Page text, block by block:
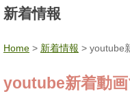
新着情報
Home > 新着情報 > youtube
youtube新着動